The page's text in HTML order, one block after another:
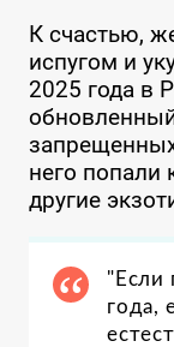
К счастью,
испугом и
2025 года в
него попали
другие
"Если
года,